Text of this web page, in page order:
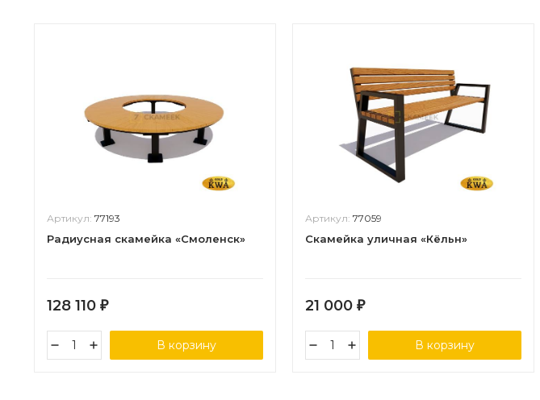
Артикул: 77193
Радиусная скамейка «Смоленск»
128 110 ₽
В корзину
Артикул: 77059
Скамейка уличная «Кёльн»
21 000 ₽
В корзину